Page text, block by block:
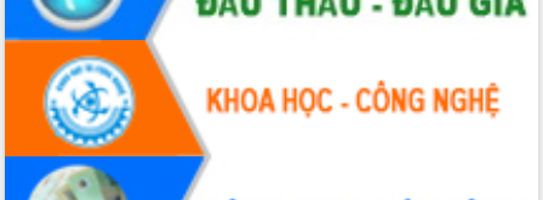
Nâng cao hiệu lực, hiệu quả HĐND
tỉnh thông qua hiện đại hóa hành chính
Xã Ea Phê gắn cải cách hành chính với
chuyển đổi số
Phó Chủ tịch Thường trực UBND tỉnh
Hồ Thị Nguyên Thảo làm việc tại Trung
tâm Phục vụ hành chính công xã Ea